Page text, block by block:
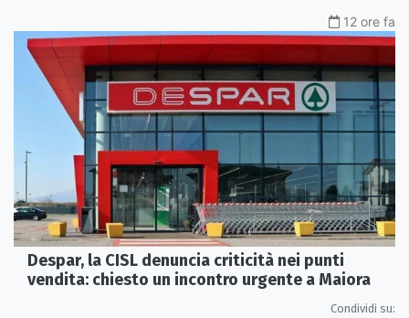
12 ore fa
Despar, la CISL denuncia criticità nei punti
vendita: chiesto un incontro urgente a Maiora
Condividi su: